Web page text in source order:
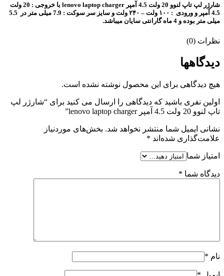
شارژر لپ تاپ لنوو 20 ولت 4.5 آمپر lenovo laptop charger با
خروجی : 20 ولت
4.5 آمپر و
ورودی : ۱۰۰ ولت – ۲۴۰ ولت و
سایز سر سوکت : 7.9 میلی متر در 5.5
میلی متر بوده و 4 ماه گارانتی سایان میباشد.
نظرات (0)
دیدگاهها
هیچ دیدگاهی برای این محصول نوشته نشده است.
اولین نفری باشید که دیدگاهی را ارسال می کنید برای “شارژر لپ
تاپ لنوو 20 ولت 4.5 آمپر lenovo laptop charger”
نشانی ایمیل شما منتشر نخواهد شد. بخش‌های موردنیاز
علامت‌گذاری شده‌اند *
امتیاز شما
دیدگاه شما *
نام *